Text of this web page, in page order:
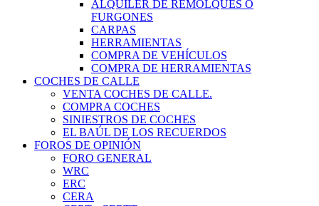
ALQUILER DE REMOLQUES O
FURGONES
CARPAS
HERRAMIENTAS
COMPRA DE VEHÍCULOS
COMPRA DE HERRAMIENTAS
COCHES DE CALLE
VENTA COCHES DE CALLE.
COMPRA COCHES
SINIESTROS DE COCHES
EL BAÚL DE LOS RECUERDOS
FOROS DE OPINIÓN
FORO GENERAL
WRC
ERC
CERA